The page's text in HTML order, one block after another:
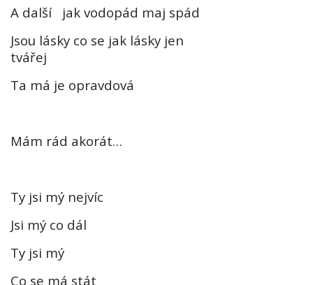
A další
jak vodopád maj spád
Jsou lásky co se jak lásky jen
tvářej
Ta má je opravdová
Mám rád akorát…
Ty jsi mý nejvíc
Jsi mý co dál
Ty jsi mý
Co se má stát